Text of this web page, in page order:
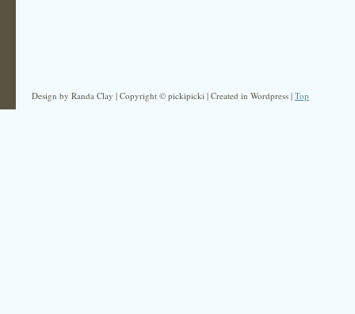
Design by Randa Clay | Copyright © pickipicki | Created in Wordpress | Top